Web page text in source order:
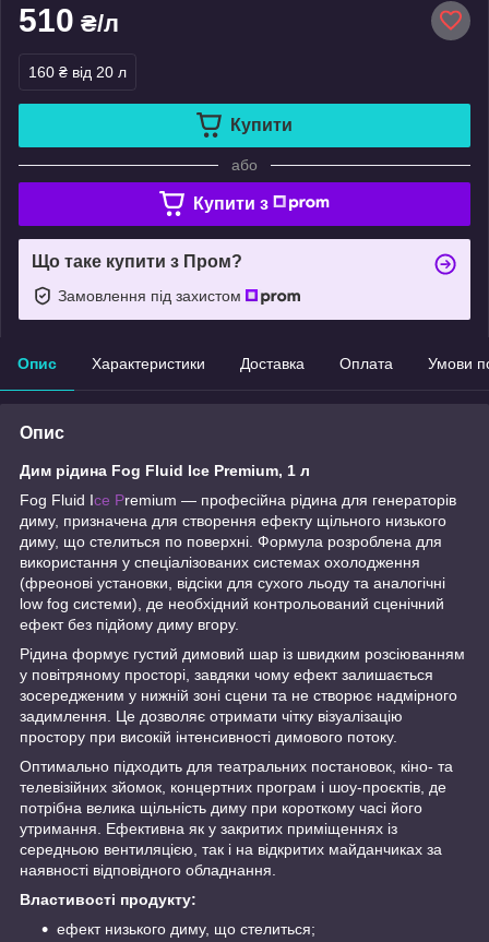
510 ₴/л
160 ₴ від 20 л
Купити
або
Купити з
Що таке купити з Пром?
Замовлення під захистом
Опис Характеристики Доставка Оплата Умови
Опис
Дим рідина Fog Fluid Ice Premium, 1 л
Fog Fluid Ice Premium — професійна рідина для генераторів
диму, призначена для створення ефекту щільного низького
диму, що стелиться по поверхні. Формула розроблена для
використання у спеціалізованих системах охолодження
(фреонові установки, відсіки для сухого льоду та аналогічні
low fog системи), де необхідний контрольований сценічний
ефект без підйому диму вгору.
Рідина формує густий димовий шар із швидким розсіюванням
у повітряному просторі, завдяки чому ефект залишається
зосередженим у нижній зоні сцени та не створює надмірного
задимлення. Це дозволяє отримати чітку візуалізацію
простору при високій інтенсивності димового потоку.
Оптимально підходить для театральних постановок, кіно- та
телевізійних зйомок, концертних програм і шоу-проєктів, де
потрібна велика щільність диму при короткому часі його
утримання. Ефективна як у закритих приміщеннях із
середньою вентиляцією, так і на відкритих майданчиках за
наявності відповідного обладнання.
Властивості продукту:
ефект низького диму, що стелиться;